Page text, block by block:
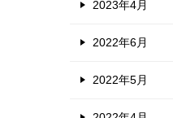
2023年4月
2022年6月
2022年5月